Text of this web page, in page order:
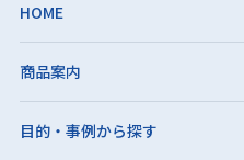
HOME
商品案内
目的・事例から探す